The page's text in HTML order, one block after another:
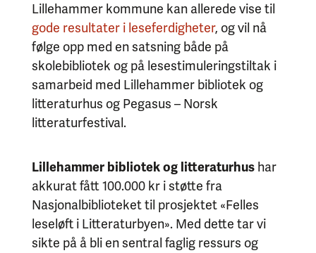
Lillehammer kommune kan allerede vise til
gode resultater i leseferdigheter, og vil nå
følge opp med en satsning både på
skolebibliotek og på lesestimuleringstiltak i
samarbeid med Lillehammer bibliotek og
litteraturhus og Pegasus – Norsk
litteraturfestival.
Lillehammer bibliotek og litteraturhushar
akkurat fått 100.000 kr i støtte fra
Nasjonalbiblioteket til prosjektet «Felles
leseløft i Litteraturbyen». Med dette tar vi
sikte på å bli en sentral faglig ressurs og